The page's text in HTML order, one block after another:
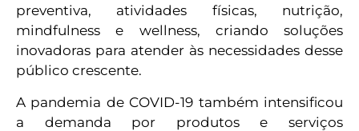
preventiva, atividades físicas, nutrição,
mindfulness e wellness, criando soluções
inovadoras para atender às necessidades desse
público crescente.
A pandemia de COVID-19 também intensificou
a demanda por produtos e serviços